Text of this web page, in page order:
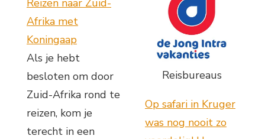
Reizen naar Zuid-
Afrika met
Koningaap
Als je hebt
besloten om door
Zuid-Afrika rond te
reizen, kom je
terecht in een
Reisbureaus
Op safari in Kruger
was nog nooit zo